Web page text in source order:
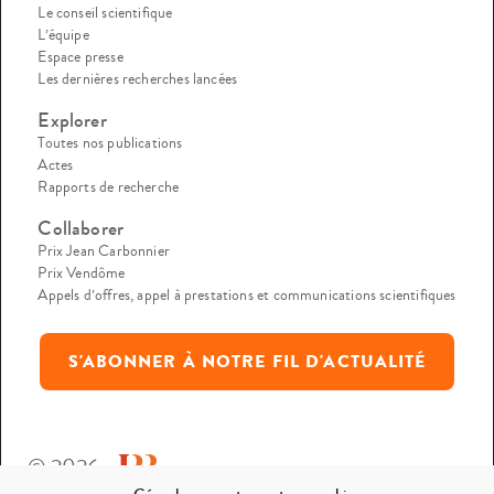
Le conseil scientifique
L’équipe
Espace presse
Les dernières recherches lancées
Explorer
Toutes nos publications
Actes
Rapports de recherche
Collaborer
Prix Jean Carbonnier
Prix Vendôme
Appels d’offres, appel à prestations et communications scientifiques
S'ABONNER À NOTRE FIL D'ACTUALITÉ
© 2026